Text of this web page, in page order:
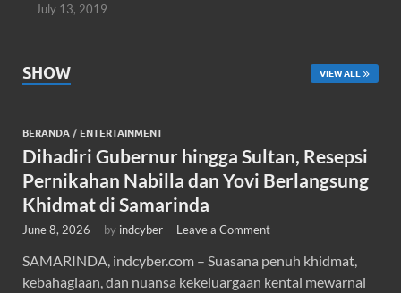
July 13, 2019
SHOW VIEW ALL
BERANDA / ENTERTAINMENT
Dihadiri Gubernur hingga Sultan, Resepsi
Pernikahan Nabilla dan Yovi Berlangsung
Khidmat di Samarinda
June 8, 2026 - by indcyber - Leave a Comment
SAMARINDA, indcyber.com – Suasana penuh khidmat,
kebahagiaan, dan nuansa kekeluargaan kental mewarnai